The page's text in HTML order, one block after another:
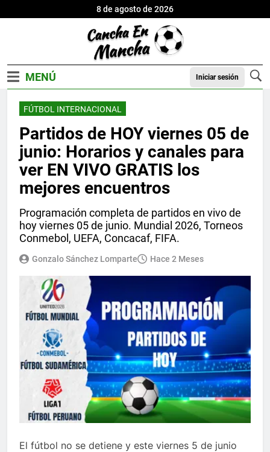
8 de agosto de 2026
Iniciar sesión
FÚTBOL INTERNACIONAL
Partidos de HOY viernes 05 de
junio: Horarios y canales para
ver EN VIVO GRATIS los
mejores encuentros
Programación completa de partidos en vivo de
hoy viernes 05 de junio. Mundial 2026, Torneos
Conmebol, UEFA, Concacaf, FIFA.
Gonzalo Sánchez Lomparte Hace 2 Meses
El fútbol no se detiene y este viernes 5 de junio